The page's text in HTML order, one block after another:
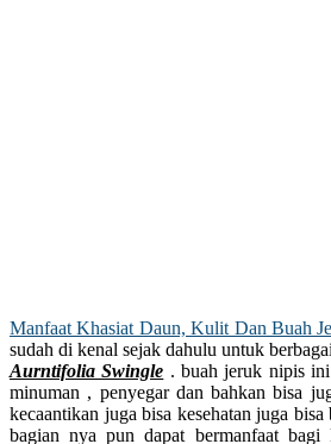
Manfaat Khasiat Daun, Kulit Dan Buah
sudah di kenal sejak dahulu untuk
Aurntifolia Swingle . buah jeruk nipis
minuman , penyegar dan bahkan bisa
kecaantikan juga bisa kesehatan juga
bagian nya pun dapat bermanfaat